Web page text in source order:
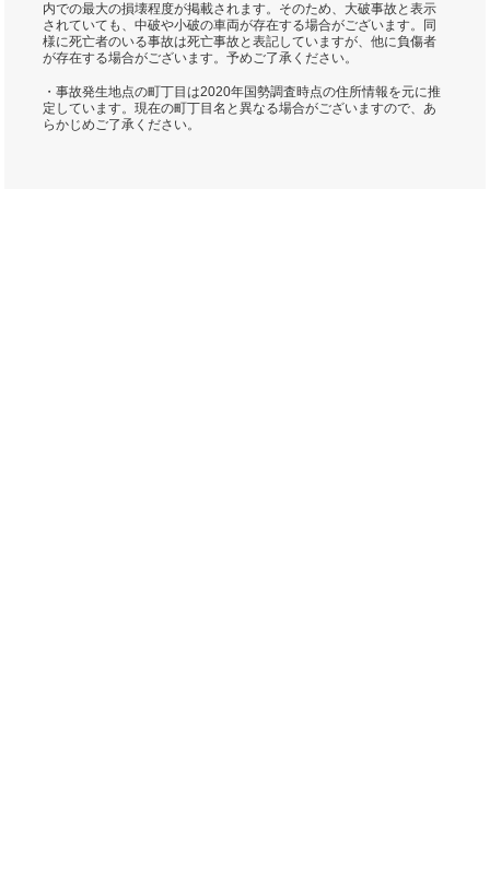
内での最大の損壊程度が掲載されます。そのため、大破事故と表示
されていても、中破や小破の車両が存在する場合がございます。同
様に死亡者のいる事故は死亡事故と表記していますが、他に負傷者
が存在する場合がございます。予めご了承ください。
・事故発生地点の町丁目は2020年国勢調査時点の住所情報を元に推
定しています。現在の町丁目名と異なる場合がございますので、あ
らかじめご了承ください。